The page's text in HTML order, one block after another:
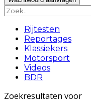
Rijtesten
Reportages
Klassiekers
Motorsport
Videos
BDR
Zoekresultaten voor